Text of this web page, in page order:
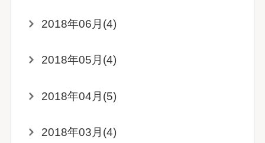
2018年06月(4)
2018年05月(4)
2018年04月(5)
2018年03月(4)